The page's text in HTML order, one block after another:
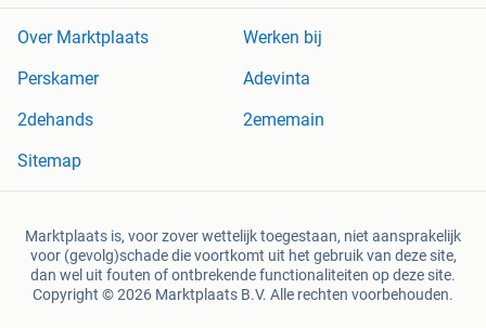
Over Marktplaats
Werken bij
Perskamer
Adevinta
2dehands
2ememain
Sitemap
Marktplaats is, voor zover wettelijk toegestaan, niet aansprakelijk
voor (gevolg)schade die voortkomt uit het gebruik van deze site,
dan wel uit fouten of ontbrekende functionaliteiten op deze site.
Copyright © 2026 Marktplaats B.V. Alle rechten voorbehouden.